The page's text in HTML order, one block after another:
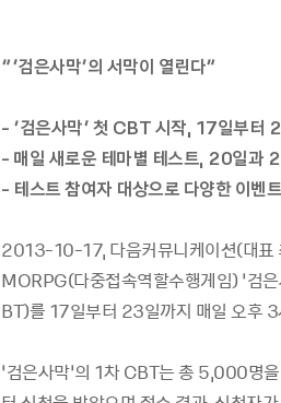
“’검은사막’의 서막이 열린다”
- ‘검은사막’ 첫 CBT 시작, 17일부터
- 매일 새로운 테마별 테스트, 20일과
- 테스트 참여자 대상으로 다양한 이벤
2013-10-17, 다음커뮤니케이션(대표
MORPG(다중접속역할수행게임) ‘검
BT)를 17일부터 23일까지 매일 오후
‘검은사막’의 1차 CBT는 총 5,000명